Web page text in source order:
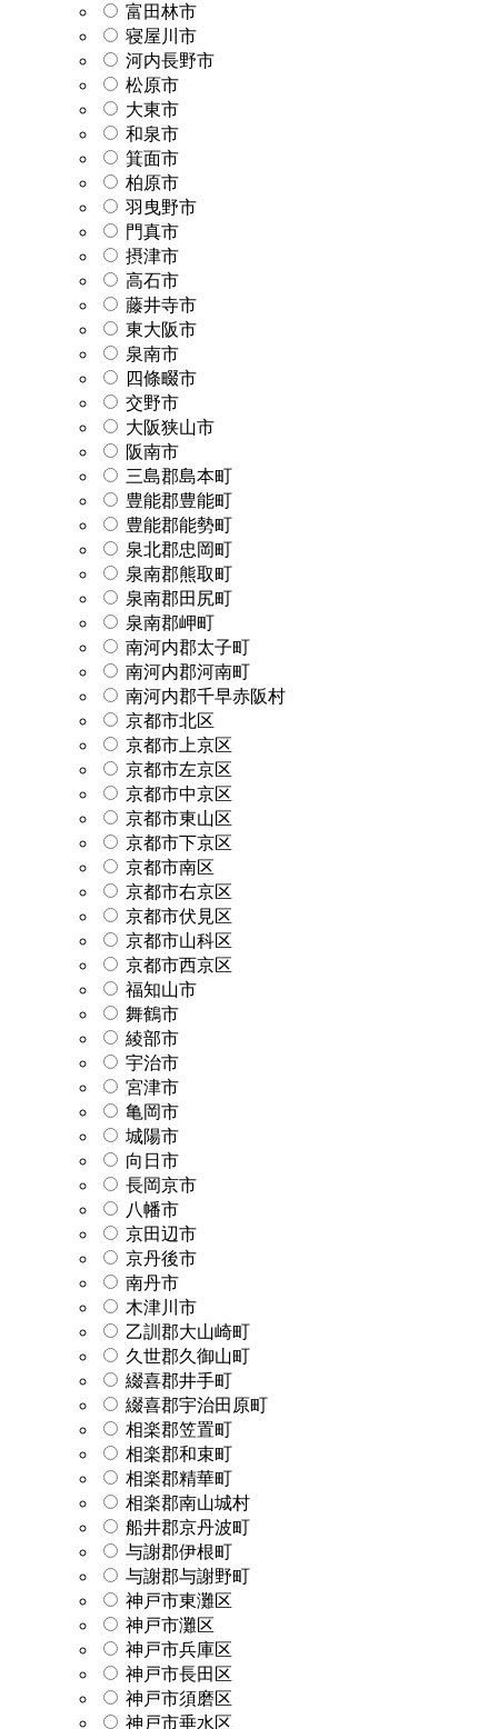
富田林市
寝屋川市
河内長野市
松原市
大東市
和泉市
箕面市
柏原市
羽曳野市
門真市
摂津市
高石市
藤井寺市
東大阪市
泉南市
四條畷市
交野市
大阪狭山市
阪南市
三島郡島本町
豊能郡豊能町
豊能郡能勢町
泉北郡忠岡町
泉南郡熊取町
泉南郡田尻町
泉南郡岬町
南河内郡太子町
南河内郡河南町
南河内郡千早赤阪村
京都市北区
京都市上京区
京都市左京区
京都市中京区
京都市東山区
京都市下京区
京都市南区
京都市右京区
京都市伏見区
京都市山科区
京都市西京区
福知山市
舞鶴市
綾部市
宇治市
宮津市
亀岡市
城陽市
向日市
長岡京市
八幡市
京田辺市
京丹後市
南丹市
木津川市
乙訓郡大山崎町
久世郡久御山町
綴喜郡井手町
綴喜郡宇治田原町
相楽郡笠置町
相楽郡和束町
相楽郡精華町
相楽郡南山城村
船井郡京丹波町
与謝郡伊根町
与謝郡与謝野町
神戸市東灘区
神戸市灘区
神戸市兵庫区
神戸市長田区
神戸市須磨区
神戸市垂水区